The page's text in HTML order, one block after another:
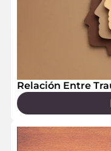
Relación Entre